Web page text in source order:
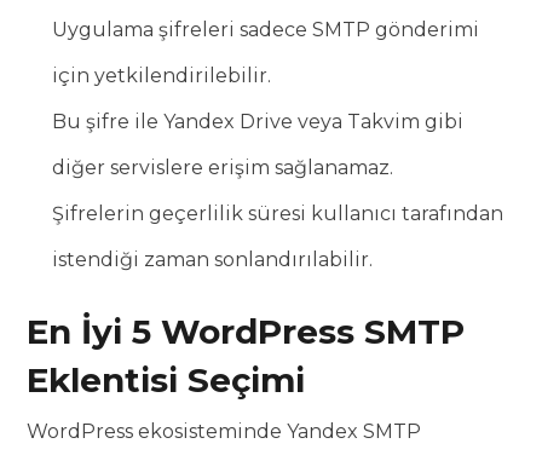
Uygulama şifreleri sadece SMTP gönderimi
için yetkilendirilebilir.
Bu şifre ile Yandex Drive veya Takvim gibi
diğer servislere erişim sağlanamaz.
Şifrelerin geçerlilik süresi kullanıcı tarafından
istendiği zaman sonlandırılabilir.
En İyi 5 WordPress SMTP
Eklentisi Seçimi
WordPress ekosisteminde Yandex SMTP